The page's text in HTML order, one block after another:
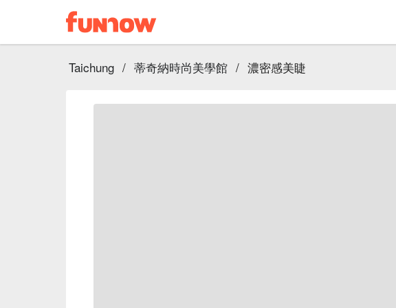
Taichung / 蒂奇納時尚美學館 / 濃密感美睫